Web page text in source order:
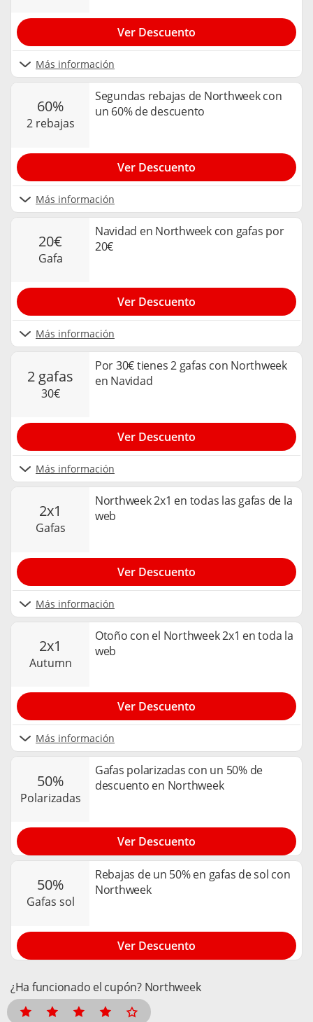
Más información
Ver Descuento
60%
2 rebajas
Segundas rebajas de Northweek con
un 60% de descuento
Más información
Ver Descuento
20€
gafa
Navidad en Northweek con gafas por
20€
Más información
Ver Descuento
2 gafas
30€
Por 30€ tienes 2 gafas con Northweek
en Navidad
Más información
Ver Descuento
2x1
gafas
Northweek 2x1 en todas las gafas de la
web
Más información
Ver Descuento
2x1
autumn
Otoño con el Northweek 2x1 en toda la
web
Más información
Ver Descuento
50%
polarizadas
Gafas polarizadas con un 50% de
descuento en Northweek
Ver Descuento
50%
gafas sol
Rebajas de un 50% en gafas de sol con
Northweek
Ver Descuento
¿Ha funcionado el cupón? Northweek